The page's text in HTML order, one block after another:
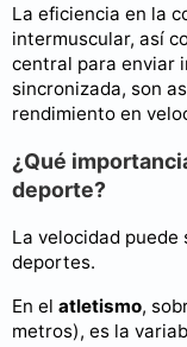
La eficiencia en la
intermuscular, así
central para enviar
sincronizada, son
rendimiento en
¿Qué
deporte?
La velocidad
deportes.
En el atletismo,
metros), es la